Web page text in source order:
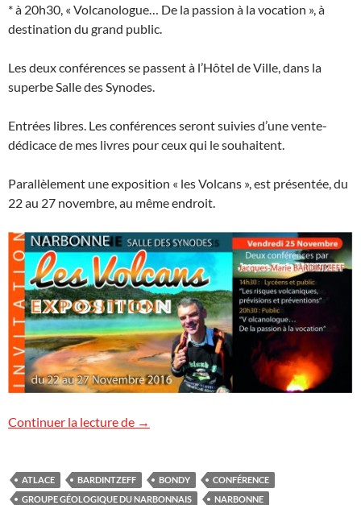
* à 20h30, « Volcanologue… De la passion à la vocation », à
destination du grand public.
Les deux conférences se passent à l’Hôtel de Ville, dans la
superbe Salle des Synodes.
Entrées libres. Les conférences seront suivies d’une vente-
dédicace de mes livres pour ceux qui le souhaitent.
Parallèlement une exposition « les Volcans », est présentée, du
22 au 27 novembre, au même endroit.
Continuer la lecture de Conférences à Narbonne et à Bondy
→
ATLACE BARDINTZEFF BONDY
CONFÉRENCE
GROUPE GÉOLOGIQUE DU NARBONNAIS
NARBONNE